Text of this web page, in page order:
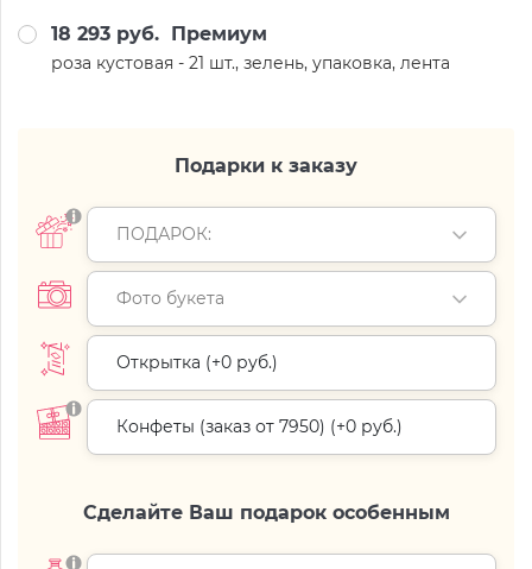
18 293 руб. Премиум
роза кустовая - 21 шт., зелень, упаковка, лента
Подарки к заказу
ПОДАРОК:
Фото букета
Открытка (+0 руб.)
Конфеты (заказ от 7950) (+0 руб.)
Сделайте Ваш подарок особенным